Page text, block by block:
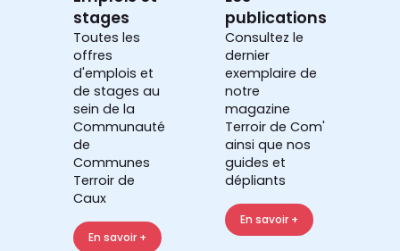
stages
Toutes les
offres
d'emplois et
de stages au
sein de la
Communauté
de
Communes
Terroir de
Caux
En savoir +
publications
Consultez le
dernier
exemplaire de
notre
magazine
Terroir de Com'
ainsi que nos
guides et
dépliants
En savoir +